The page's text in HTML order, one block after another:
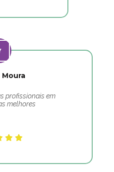
Moura
profissionais em
melhores